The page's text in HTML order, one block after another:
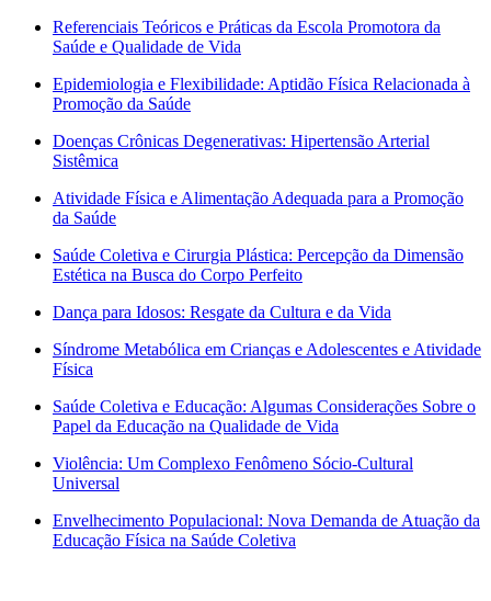
Referenciais Teóricos e Práticas da Escola Promotora da
Saúde e Qualidade de Vida
Epidemiologia e Flexibilidade: Aptidão Física Relacionada à
Promoção da Saúde
Doenças Crônicas Degenerativas: Hipertensão Arterial
Sistêmica
Atividade Física e Alimentação Adequada para a Promoção
da Saúde
Saúde Coletiva e Cirurgia Plástica: Percepção da Dimensão
Estética na Busca do Corpo Perfeito
Dança para Idosos: Resgate da Cultura e da Vida
Síndrome Metabólica em Crianças e Adolescentes e Atividade
Física
Saúde Coletiva e Educação: Algumas Considerações Sobre o
Papel da Educação na Qualidade de Vida
Violência: Um Complexo Fenômeno Sócio-Cultural
Universal
Envelhecimento Populacional: Nova Demanda de Atuação da
Educação Física na Saúde Coletiva